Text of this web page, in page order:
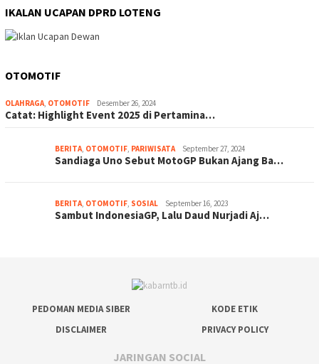
IKALAN UCAPAN DPRD LOTENG
OTOMOTIF
OLAHRAGA, OTOMOTIF Desember 26, 2024
Catat: Highlight Event 2025 di Pertamina…
BERITA, OTOMOTIF, PARIWISATA September 27, 2024
Sandiaga Uno Sebut MotoGP Bukan Ajang Ba…
BERITA, OTOMOTIF, SOSIAL September 16, 2023
Sambut IndonesiaGP, Lalu Daud Nurjadi Aj…
PEDOMAN MEDIA SIBER
KODE ETIK
DISCLAIMER
PRIVACY POLICY
JARINGAN SOCIAL